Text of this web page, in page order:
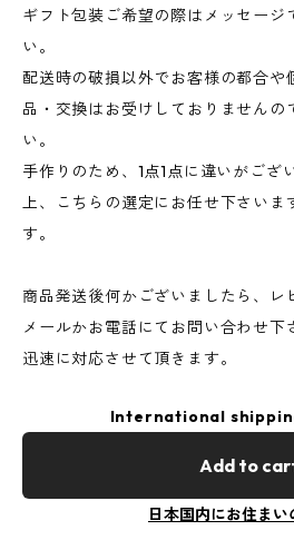
ギフト包装ご希望の際はメッセージ
い。
配送時の破損以外でお客様の都合や
品・交換はお受けしておりませんの
い。
手作りのため、1点1点に違いがござ
上、こちらの選定にお任せ下さいま
す。
商品発送後何かございましたら、レ
メールかお電話にてお問い合わせ下
迅速に対応させて頂きます。
International
Add to
日本国内にお住まい